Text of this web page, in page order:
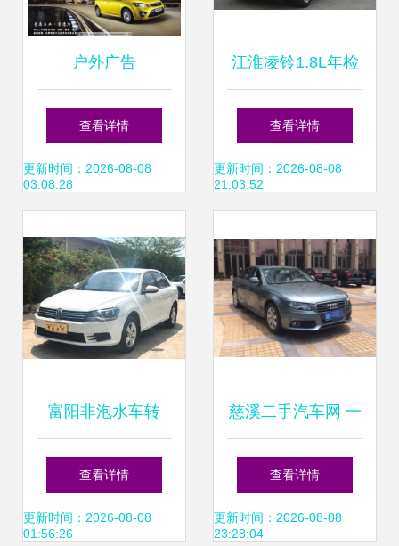
户外广告
查看详情
更新时间：2026-08-08
03:08:28
江淮凌铃1.8L年检
指南 从准备到通过
全攻略
查看详情
更新时间：2026-08-08
21:03:52
富阳非泡水车转
让，安心过户一步
到位
查看详情
更新时间：2026-08-08
01:56:26
慈溪二手汽车网 一
站式解决高价收
购、寄卖、评估、
查看详情
更新时间：2026-08-08
23:28:04